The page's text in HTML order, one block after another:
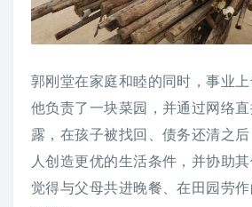
郭刚堂在家庭和睦的同时，事业上
他负责了一块菜园，并通过网络
露，在孩子被找回、债务还清之
人创造更优的生活条件，并协助
觉得与父母共进晚餐、在田园劳